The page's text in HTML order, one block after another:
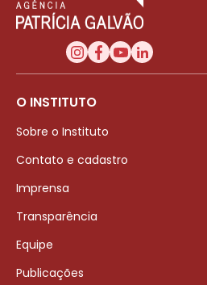
O INSTITUTO
Sobre o Instituto
Contato e cadastro
Imprensa
Transparência
Equipe
Publicações